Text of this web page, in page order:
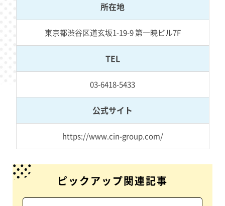
所在地
東京都渋谷区道玄坂1-19-9 第一暁ビル7F
TEL
03-6418-5433
公式サイト
https://www.cin-group.com/
ピックアップ関連記事